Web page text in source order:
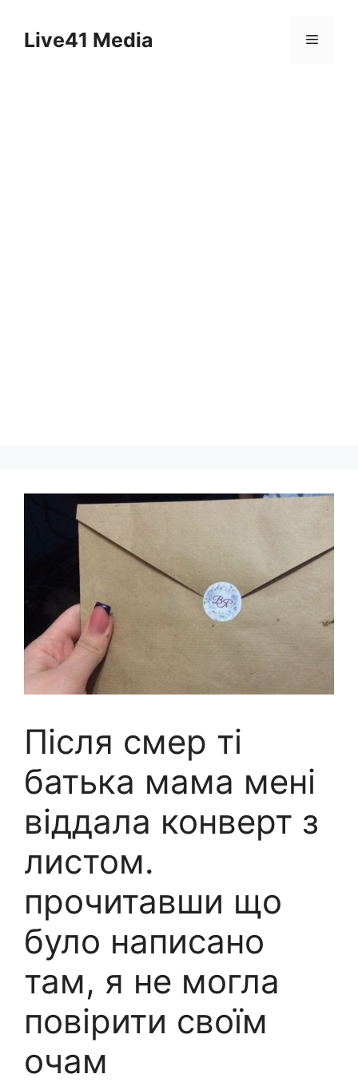
contentLive41 Media Menu
Після смер ті
батька мама мені
віддала конверт з
листом.
прочитавши що
було написано
там, я не могла
повірити своїм
очам